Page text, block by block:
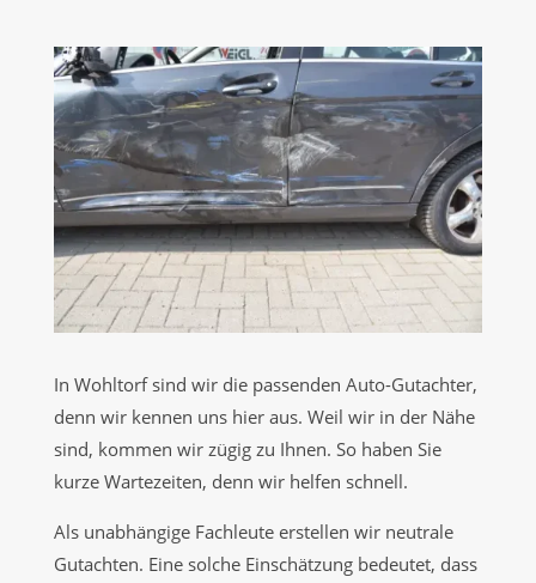
In Wohltorf sind wir die passenden Auto-Gutachter,
denn wir kennen uns hier aus. Weil wir in der Nähe
sind, kommen wir zügig zu Ihnen. So haben Sie
kurze Wartezeiten, denn wir helfen schnell.
Als unabhängige Fachleute erstellen wir neutrale
Gutachten. Eine solche Einschätzung bedeutet, dass